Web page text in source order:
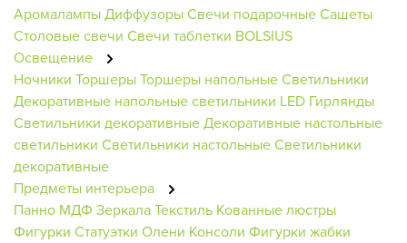
АромалампыДиффузорыСвечи подарочныеСашеты
Столовые свечи Свечи таблетки BOLSIUS
Освещение
Ночники ТоршерыТоршеры напольныеСветильники
Декоративные напольные светильники LED Гирлянды
Светильники декоративныеДекоративные настольные
светильники Светильники настольныеСветильники
декоративные
Предметы интерьера
Панно МДФ ЗеркалаТекстиль Кованные люстры
Фигурки Статуэтки Олени Консоли Фигурки жабки